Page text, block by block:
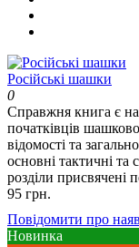
Російські шашки
0
Справжня книга є
початківців
відомості та
основні тактичні та
розділи присвячені
95 грн.
Повідомити про
Новинка